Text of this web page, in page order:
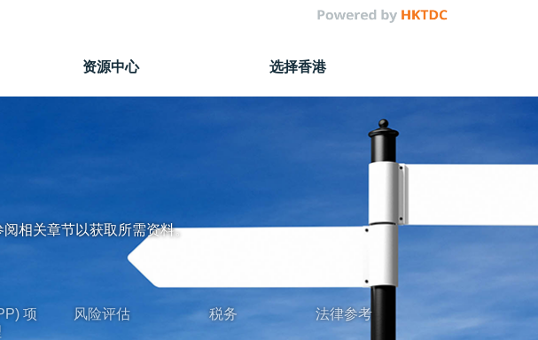
资源中心 选择香港
相关章节以获取所需资料。
项
风险评估 税务 法律参考